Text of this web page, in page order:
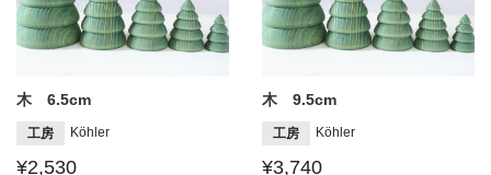
木 6.5cm
工房 Köhler
¥2,530
木 9.5cm
工房 Köhler
¥3,740